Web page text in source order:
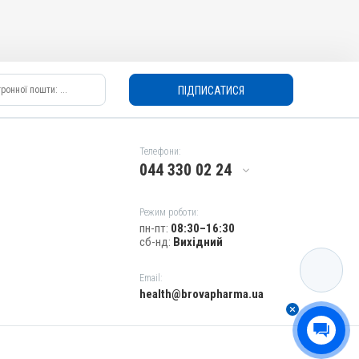
ПІДПИСАТИСЯ
Телефони:
044 330 02 24
Режим роботи:
пн-пт: 08:30–16:30
сб-нд: Вихідний
Email:
health@brovapharma.ua
КАТАЛОГ